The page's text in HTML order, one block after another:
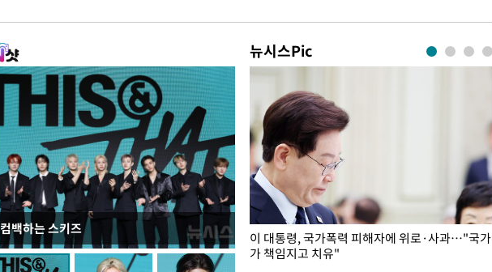
컴백하는 스키즈
뉴시스Pic
지석천 뒤덮은 개구리밥
이 대통령, 국가폭력 피해자에 위로·사과…"국가
가 책임지고 치유"